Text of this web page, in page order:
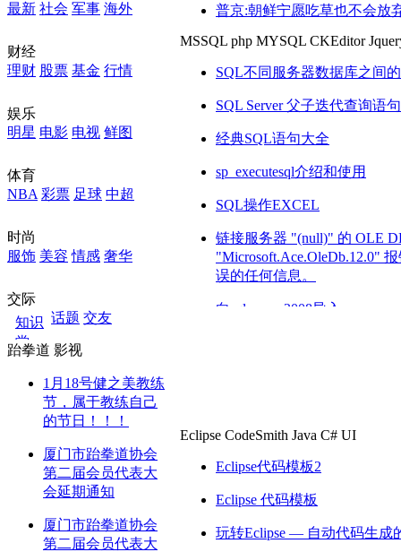
最新 社会 军事 海外
财经
理财 股票 基金 行情
娱乐
明星 电影 电视 鲜图
体育
NBA 彩票 足球 中超
时尚
服饰 美容 情感 奢华
交际
话题 交友
知识
堂
汽车
旅游
育儿
公益
跆拳道 影视
1月18号健之美教练
节，属于教练自己
的节日！！！
厦门市跆拳道协会
第二届会员代表大
会延期通知
厦门市跆拳道协会
第二届会员代表大
普京:朝鲜宁愿吃草也不会放
侠客岛:飞越北海道的朝鲜导
为什么历代帝王都不将国都
李克强接待法国总理访华时
朝鲜评论员:爱体面的大国屈
九九乘法表弱爆：印度19*19
MSSQL php MYSQL CKEditor
SQL不同服务器数据库之间
SQL Server 父子迭代查询语
经典SQL语句大全
sp_executesql介绍和使用
SQL操作EXCEL
链接服务器 "(null)" 的 OLE
"Microsoft.Ace.OleDb.12.0"
误的任何信息。
向sqlserver 2008导入access、
SQL WHERE子句简介
Eclipse CodeSmith Java C# UI
Eclipse代码模板2
Eclipse 代码模板
玩转Eclipse — 自动代码生成